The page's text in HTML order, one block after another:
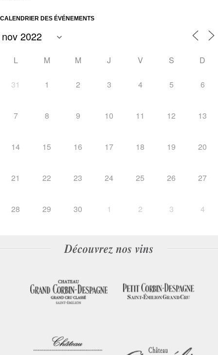
CALENDRIER DES ÉVÉNEMENTS
L M M J V S D
31 1 2 3 4 5 6
7 8 9 10 11 12 13
14 15 16 17 18 19 20
21 22 23 24 25 26 27
28 29 30 1 2 3 4